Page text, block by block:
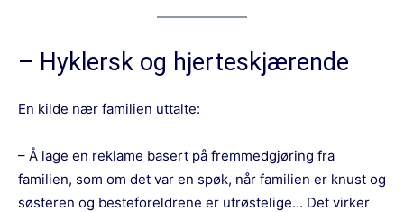
– Hyklersk og hjerteskjærende
En kilde nær familien uttalte:
– Å lage en reklame basert på fremmedgjøring fra
familien, som om det var en spøk, når familien er knust og
søsteren og besteforeldrene er utrøstelige… Det virker